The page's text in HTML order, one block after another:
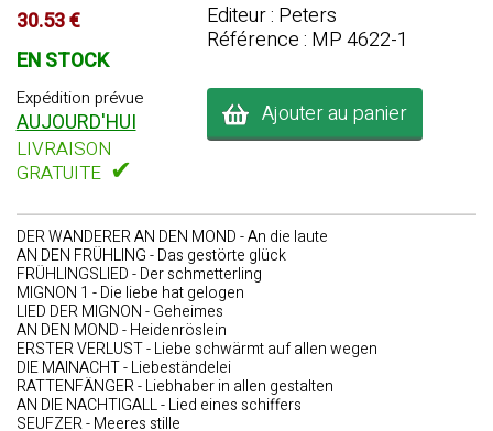
30.53 €
EN STOCK
Expédition prévue
AUJOURD'HUI
LIVRAISON
GRATUITE ✔
Editeur : Peters
Référence : MP 4622-1
Ajouter au panier
DER WANDERER AN DEN MOND - An die laute
AN DEN FRÜHLING - Das gestörte glück
FRÜHLINGSLIED - Der schmetterling
MIGNON 1 - Die liebe hat gelogen
LIED DER MIGNON - Geheimes
AN DEN MOND - Heidenröslein
ERSTER VERLUST - Liebe schwärmt auf allen wegen
DIE MAINACHT - Liebeständelei
RATTENFÄNGER - Liebhaber in allen gestalten
AN DIE NACHTIGALL - Lied eines schiffers
SEUFZER - Meeres stille